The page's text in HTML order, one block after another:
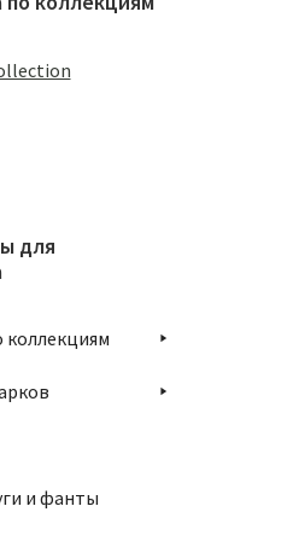
для
коллекциям
и фанты